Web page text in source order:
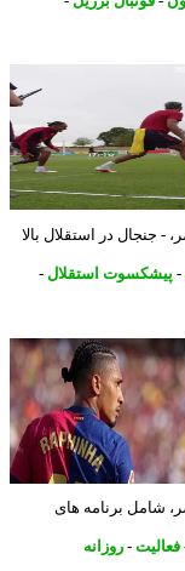
10:30 صبح تا 18:30 عصر، - جنجال در استقلال بالا
استقلال-
10:30 صبح تا 18:30 عصر، شامل برنامه های
-روزانه